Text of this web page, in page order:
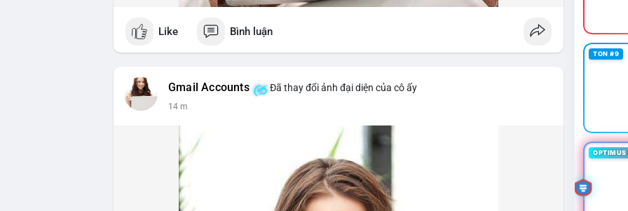
Like Bình luận
Gmail Accounts Đã thay đổi ảnh đại diện của cô ấy
14 m
TON #9
OPTIMUS